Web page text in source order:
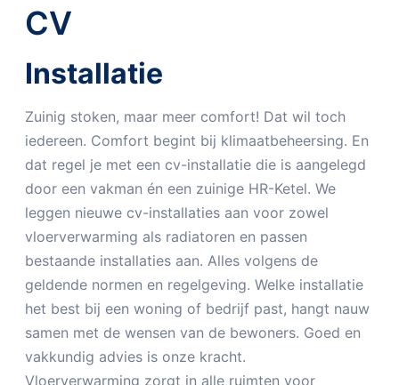
CV
Installatie
Zuinig stoken, maar meer comfort! Dat wil toch
iedereen. Comfort begint bij klimaatbeheersing. En
dat regel je met een cv-installatie die is aangelegd
door een vakman én een zuinige HR-Ketel. We
leggen nieuwe cv-installaties aan voor zowel
vloerverwarming als radiatoren en passen
bestaande installaties aan. Alles volgens de
geldende normen en regelgeving. Welke installatie
het best bij een woning of bedrijf past, hangt nauw
samen met de wensen van de bewoners. Goed en
vakkundig advies is onze kracht.
Vloerverwarming zorgt in alle ruimten voor